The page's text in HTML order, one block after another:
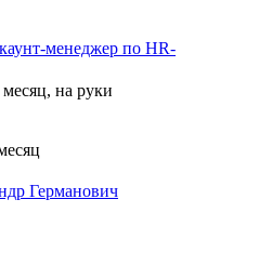
менеджер по HR-
месяц, на руки
Германович